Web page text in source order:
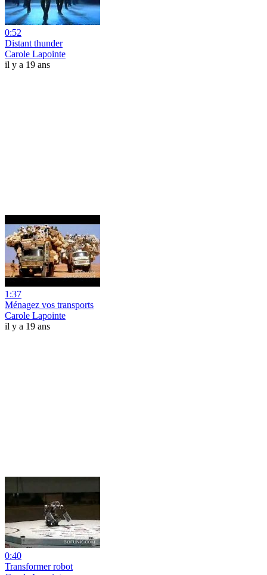
0:52
Distant thunder
Carole Lapointe
il y a 19 ans
1:37
Ménagez vos transports
Carole Lapointe
il y a 19 ans
0:40
Transformer robot